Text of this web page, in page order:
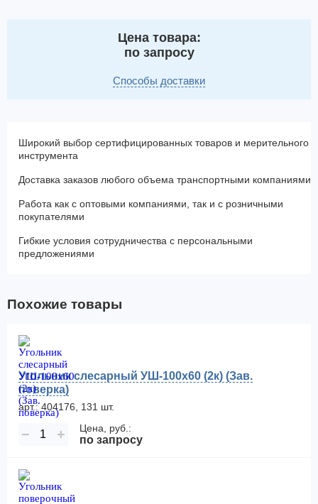
Цена товара:
по запросу
Способы доставки
Широкий выбор сертифицированных товаров и мерительного
инструмента
Доставка заказов любого объема транспортными компаниями
Работа как с оптовыми компаниями, так и с розничными
покупателями
Гибкие условия сотрудничества с персональными
предложениями
Похожие товары
Угольник слесарный УШ-100х60 (2к) (Зав.
поверка)
арт.: 404176, 131 шт.
− + Цена, руб.:
по запросу